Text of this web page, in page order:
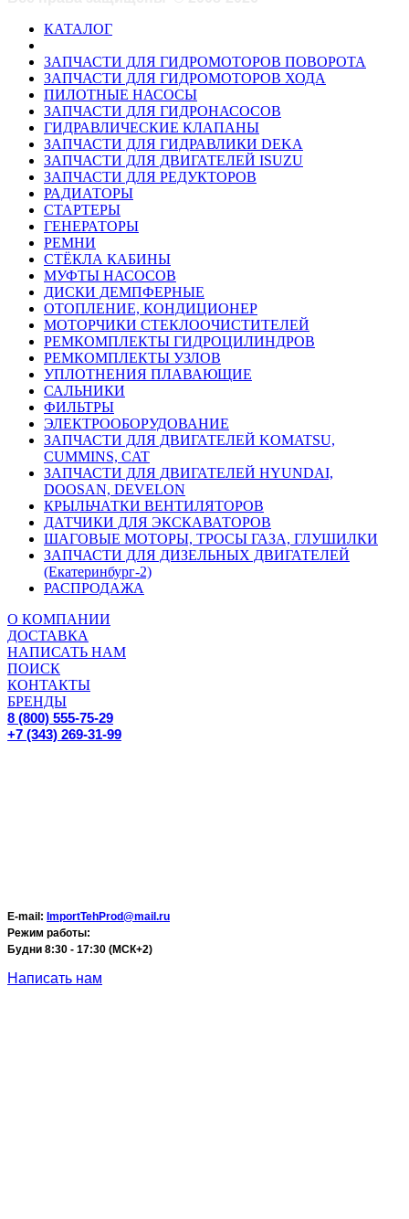
КАТАЛОГ
ЗАПЧАСТИ ДЛЯ ГИДРОМОТОРОВ ПОВОРОТА
ЗАПЧАСТИ ДЛЯ ГИДРОМОТОРОВ ХОДА
ПИЛОТНЫЕ НАСОСЫ
ЗАПЧАСТИ ДЛЯ ГИДРОНАСОСОВ
ГИДРАВЛИЧЕСКИЕ КЛАПАНЫ
ЗАПЧАСТИ ДЛЯ ГИДРАВЛИКИ DEKA
ЗАПЧАСТИ ДЛЯ ДВИГАТЕЛЕЙ ISUZU
ЗАПЧАСТИ ДЛЯ РЕДУКТОРОВ
РАДИАТОРЫ
СТАРТЕРЫ
ГЕНЕРАТОРЫ
РЕМНИ
СТЁКЛА КАБИНЫ
МУФТЫ НАСОСОВ
ДИСКИ ДЕМПФЕРНЫЕ
ОТОПЛЕНИЕ, КОНДИЦИОНЕР
МОТОРЧИКИ СТЕКЛООЧИСТИТЕЛЕЙ
РЕМКОМПЛЕКТЫ ГИДРОЦИЛИНДРОВ
РЕМКОМПЛЕКТЫ УЗЛОВ
УПЛОТНЕНИЯ ПЛАВАЮЩИЕ
САЛЬНИКИ
ФИЛЬТРЫ
ЭЛЕКТРООБОРУДОВАНИЕ
ЗАПЧАСТИ ДЛЯ ДВИГАТЕЛЕЙ KOMATSU,
CUMMINS, CAT
ЗАПЧАСТИ ДЛЯ ДВИГАТЕЛЕЙ HYUNDAI,
DOOSAN, DEVELON
КРЫЛЬЧАТКИ ВЕНТИЛЯТОРОВ
ДАТЧИКИ ДЛЯ ЭКСКАВАТОРОВ
ШАГОВЫЕ МОТОРЫ, ТРОСЫ ГАЗА, ГЛУШИЛКИ
ЗАПЧАСТИ ДЛЯ ДИЗЕЛЬНЫХ ДВИГАТЕЛЕЙ
(Екатеринбург-2)
РАСПРОДАЖА
О КОМПАНИИ
ДОСТАВКА
НАПИСАТЬ НАМ
ПОИСК
КОНТАКТЫ
БРЕНДЫ
8 (800) 555-75-29
+7 (343) 269-31-99
E-mail: ImportTehProd@mail.ru
Режим работы:
Будни 8:30 - 17:30 (МСК+2)
Написать нам